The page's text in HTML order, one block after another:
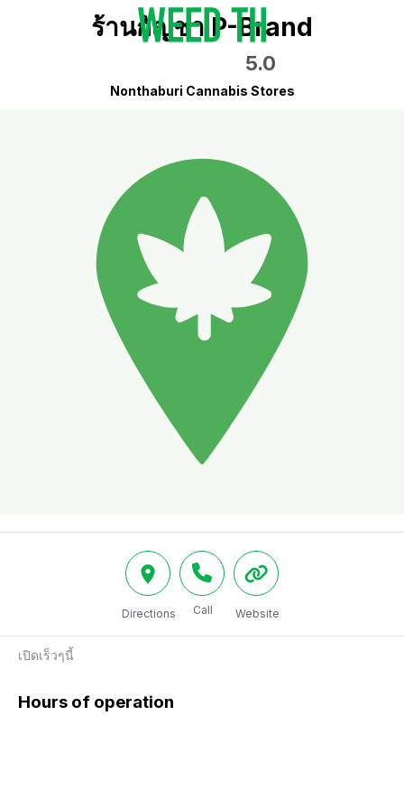
ร้านกัญชา P-Brand
5.0
Nonthaburi Cannabis Stores
Directions Call Website
เปิดเร็วๆนี้
Hours of operation